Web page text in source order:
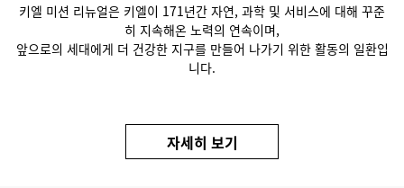
키엘 미션 리뉴얼은 키엘이 171년간 자연, 과학 및 서비스에 대해 꾸준
히 지속해온 노력의 연속이며,
앞으로의 세대에게 더 건강한 지구를 만들어 나가기 위한 활동의 일환입
니다.
자세히 보기